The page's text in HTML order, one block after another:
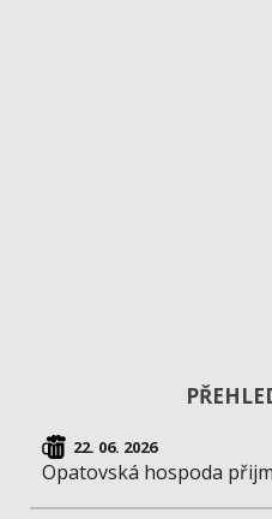
22. 06. 2026
Opatovská hospoda